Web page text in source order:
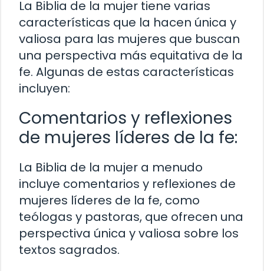
La Biblia de la mujer tiene varias
características que la hacen única y
valiosa para las mujeres que buscan
una perspectiva más equitativa de la
fe. Algunas de estas características
incluyen:
Comentarios y reflexiones
de mujeres líderes de la fe:
La Biblia de la mujer a menudo
incluye comentarios y reflexiones de
mujeres líderes de la fe, como
teólogas y pastoras, que ofrecen una
perspectiva única y valiosa sobre los
textos sagrados.